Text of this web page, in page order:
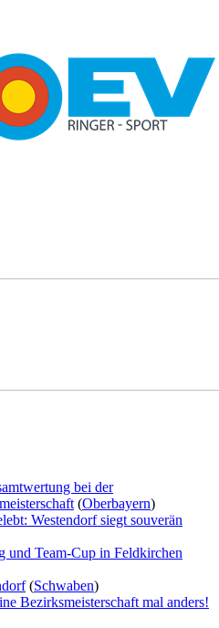
bei der
(Oberbayern)
Westendorf siegt souverän
und Team-Cup in Feldkirchen
(Schwaben)
Bezirksmeisterschaft mal anders!